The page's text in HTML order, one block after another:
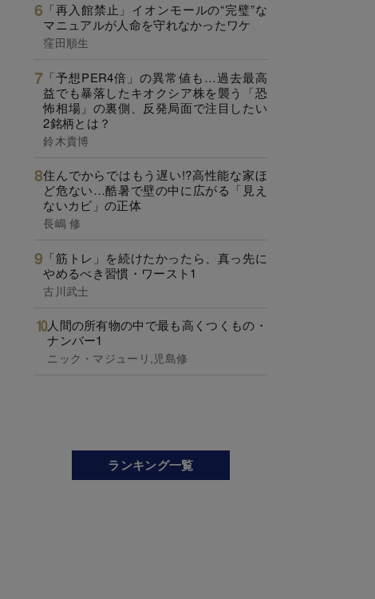
「再入館禁止」イオンモールの“完璧”な
マニュアルが人命を守れなかったワケ
窪田順生
「予想PER4倍」の異常値も…過去最高
益でも暴落したキオクシア株を襲う「恐
怖相場」の裏側、反発局面で注目したい
2銘柄とは？
鈴木貴博
住んでからではもう遅い!?高性能な家ほ
ど危ない…酷暑で壁の中に広がる「見え
ないカビ」の正体
長嶋 修
「筋トレ」を続けたかったら、真っ先に
やめるべき習慣・ワースト1
古川武士
人間の所有物の中で最も高くつくもの・
ナンバー1
ニック・マジューリ,児島修
ランキング一覧